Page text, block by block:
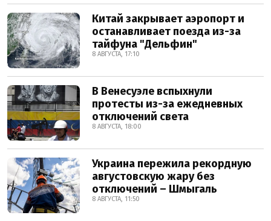
Китай закрывает аэропорт и
останавливает поезда из-за
тайфуна "Дельфин"
8 АВГУСТА, 17:10
В Венесуэле вспыхнули
протесты из-за ежедневных
отключений света
8 АВГУСТА, 18:00
Украина пережила рекордную
августовскую жару без
отключений – Шмыгаль
8 АВГУСТА, 11:50